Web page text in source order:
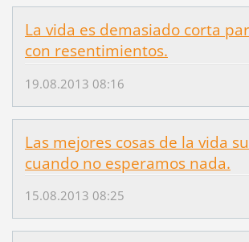
La vida es demasiado corta
con resentimientos.
19.08.2013 08:16
Las mejores cosas de la vida
cuando no esperamos nada.
15.08.2013 08:25